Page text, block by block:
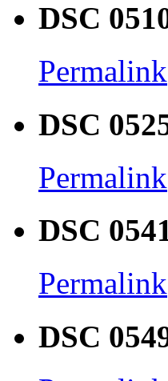
DSC
Permalink
DSC
Permalink
DSC
Permalink
DSC